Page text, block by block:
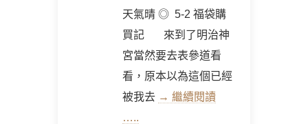
天氣晴 ◎ 5-2 福袋購
買記 來到了明治神
宮當然要去表參道看
看，原本以為這個已經
被我去 → 繼續閱讀
…..